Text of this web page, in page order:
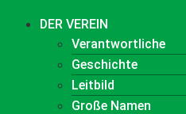
DER VEREIN
Verantwortliche
Geschichte
Leitbild
Große Namen